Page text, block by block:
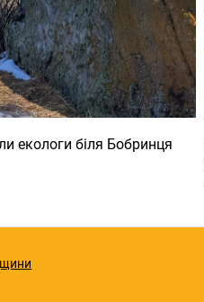
екологи біля Бобринця